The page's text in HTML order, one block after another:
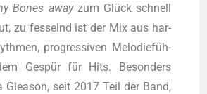
Bones awayzum Glück schnell
zu fes­selnd ist der Mix aus har­
pro­gres­si­ven Melo­die­füh­
Gespür für Hits. Beson­ders
Glea­son, seit 2017 Teil der Band,